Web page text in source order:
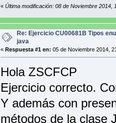
new Object[]
String matricula =
break;
} else {
"¡¡¡ATENCION!!!",
}
break;
case 2:
}
}
« Última modificación: 08 de Noviembre 2014,
Re: Ejercicio CU00681B Tipos
java
« Respuesta #1 en: 05 de Noviembre 2014,
Hola ZSCFCP
Ejercicio correcto.
Y además con
métodos de la clase